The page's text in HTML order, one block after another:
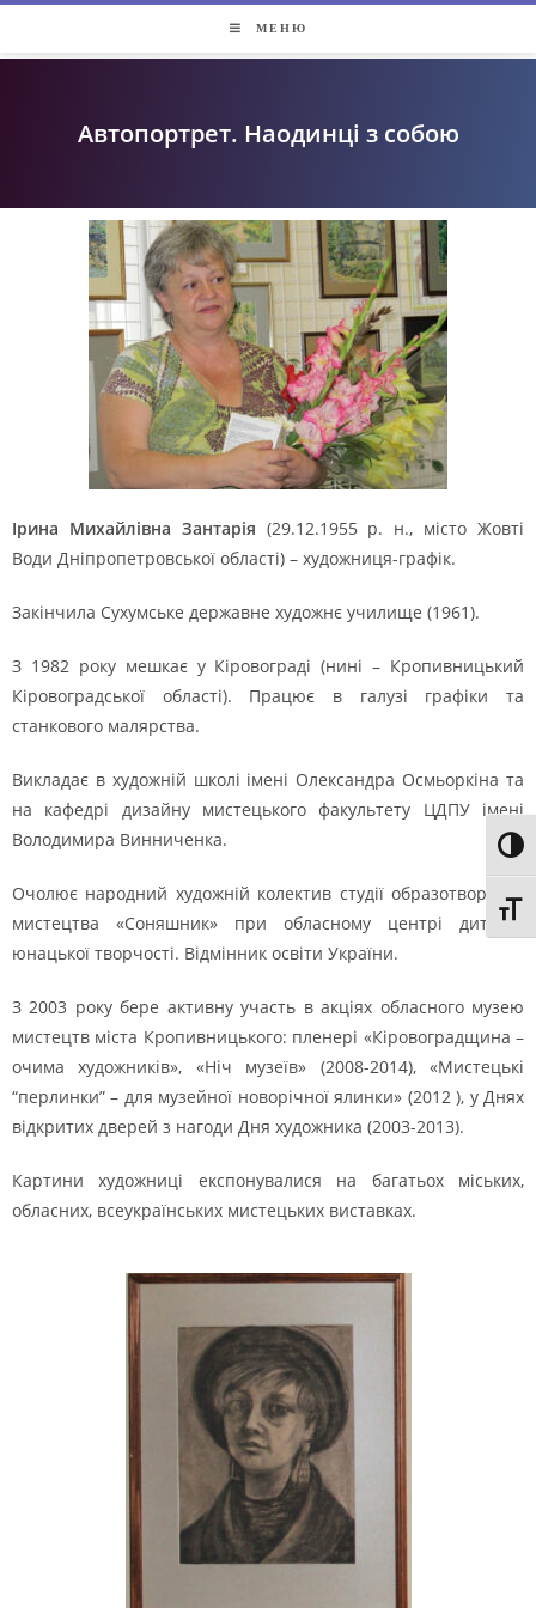
МЕНЮ
Автопортрет. Наодинці з собою
Ірина Михайлівна Зантарія (29.12.1955 р. н., місто Жовті
Води Дніпропетровської області) – художниця-графік.
Закінчила Сухумське державне художнє училище (1961).
З 1982 року мешкає у Кіровограді (нині – Кропивницький
Кіровоградської області). Працює в галузі графіки та
станкового малярства.
Викладає в художній школі імені Олександра Осмьоркіна та
на кафедрі дизайну мистецького факультету ЦДПУ імені
Володимира Винниченка.
Очолює народний художній колектив студії образотворчого
мистецтва «Соняшник» при обласному центрі дитячо-
юнацької творчості. Відмінник освіти України.
З 2003 року бере активну участь в акціях обласного музею
мистецтв міста Кропивницького: пленері «Кіровоградщина –
очима художників», «Ніч музеїв» (2008-2014), «Мистецькі
“перлинки” – для музейної новорічної ялинки» (2012 ), у Днях
відкритих дверей з нагоди Дня художника (2003-2013).
Картини художниці експонувалися на багатьох міських,
обласних, всеукраїнських мистецьких виставках.